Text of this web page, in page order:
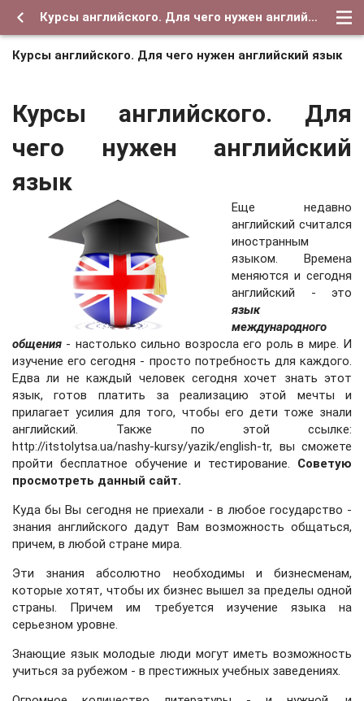
Курсы английского. Для чего нужен английский язык
Курсы английского. Для чего нужен английский язык
Курсы английского. Для
чего нужен английский
язык
Еще недавно
английский считался
иностранным
языком. Времена
меняются и сегодня
английский - это
язык
международного
общения - настолько сильно возросла его роль в мире. И
изучение его сегодня - просто потребность для каждого.
Едва ли не каждый человек сегодня хочет знать этот
язык, готов платить за реализацию этой мечты и
прилагает усилия для того, чтобы его дети тоже знали
английский. Также по этой ссылке:
http://itstolytsa.ua/nashy-kursy/yazik/english-tr, вы сможете
пройти бесплатное обучение и тестирование. Советую
просмотреть данный сайт.
Куда бы Вы сегодня не приехали - в любое государство -
знания английского дадут Вам возможность общаться,
причем, в любой стране мира.
Эти знания абсолютно необходимы и бизнесменам,
которые хотят, чтобы их бизнес вышел за пределы одной
страны. Причем им требуется изучение языка на
серьезном уровне.
Знающие язык молодые люди могут иметь возможность
учиться за рубежом - в престижных учебных заведениях.